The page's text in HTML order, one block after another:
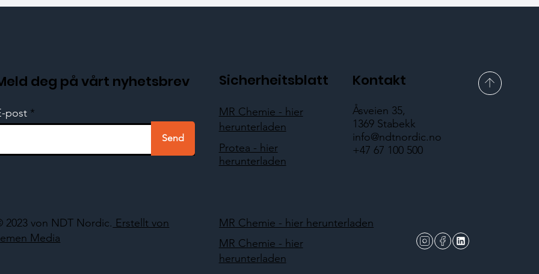
Sicherheitsblatt
MR Chemie - hier
herunterladen
Protea - hier
herunterladen
Kontakt
Åsveien 35,
1369 Stabekk
info@ndtnordic.no
+47 67 100 500
2023 von NDT Nordic. Erstellt von
Media
deg på vårt nyhetsbrev
post
Send
MR Chemie - hier herunterladen
MR Chemie - hier
herunterladen